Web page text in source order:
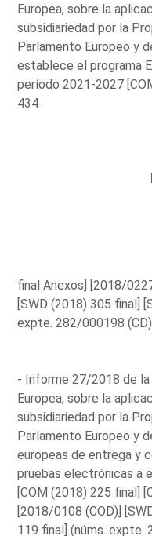
Europea, sobre la
subsidiariedad por la
Parlamento Europeo y
establece el programa
período 2021-2027
434
final Anexos] [2018/
[SWD (2018) 305 final]
expte. 282/000198
- Informe 27/2018 de la
Europea, sobre la
subsidiariedad por la
Parlamento Europeo y
europeas de entrega y
pruebas electrónicas a
[COM (2018) 225 final]
[2018/0108 (COD)]
119 final] (núms. expte.